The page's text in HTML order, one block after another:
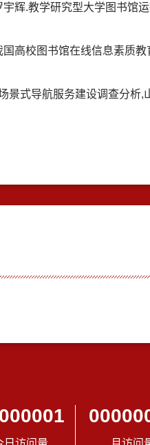
宇辉.教学研究型大学图书馆
国高校图书馆在线信息素质
景式导航服务建设调查分析